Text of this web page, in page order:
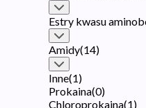
Estry kwasu
Amidy(14)
Inne(1)
Prokaina(0)
Chloroprokaina(1)